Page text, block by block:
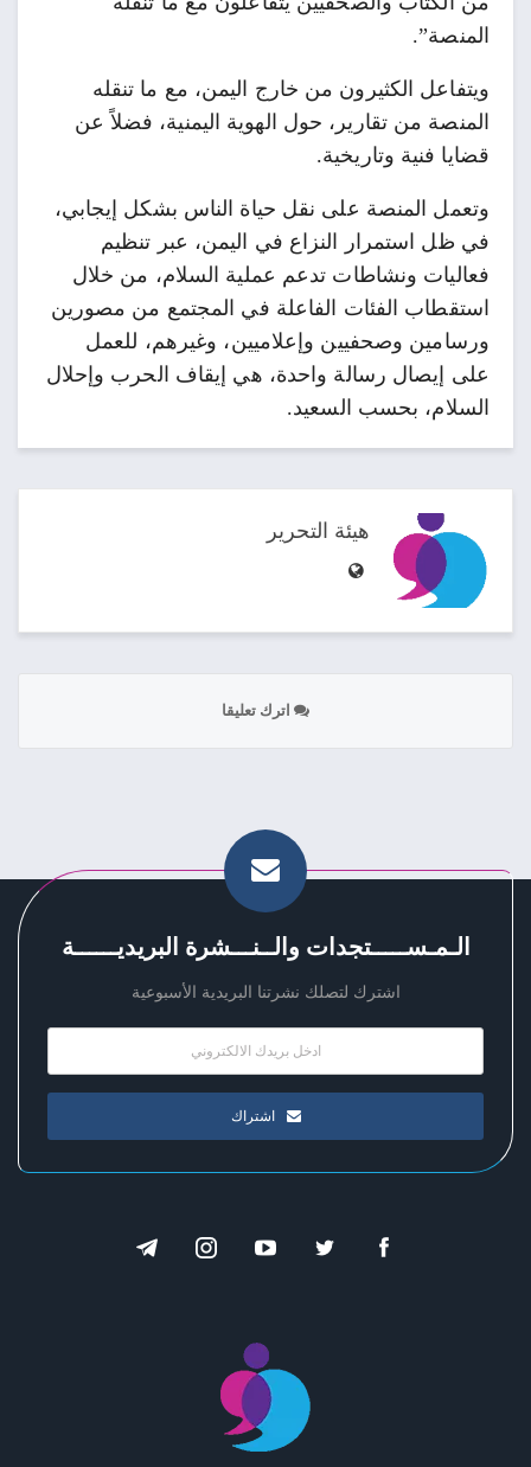
المنصة”.
ويتفاعل الكثيرون من خارج اليمن، مع ما تنقله
المنصة من تقارير، حول الهوية اليمنية، فضلاً عن
قضايا فنية وتاريخية.
وتعمل المنصة على نقل حياة الناس بشكل إيجابي،
في ظل استمرار النزاع في اليمن، عبر تنظيم
فعاليات ونشاطات تدعم عملية السلام، من خلال
استقطاب الفئات الفاعلة في المجتمع من مصورين
ورسامين وصحفيين وإعلاميين، وغيرهم، للعمل
على إيصال رسالة واحدة، هي إيقاف الحرب وإحلال
السلام، بحسب السعيد.
هيئة التحرير
اترك تعليقا
الـمـســـــتجدات والــنـــشرة البريديــــــة
اشترك لتصلك نشرتنا البريدية الأسبوعية
اشتراك